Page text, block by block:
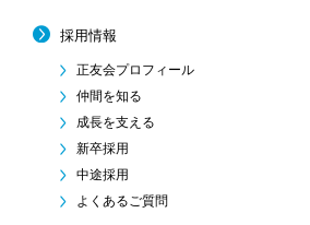
採用情報
正友会プロフィール
仲間を知る
成長を支える
新卒採用
中途採用
よくあるご質問